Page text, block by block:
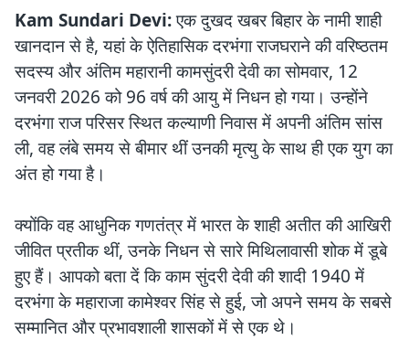
Kam Sundari Devi:एक दुखद खबर बिहार के नामी शाही
खानदान से है, यहां के ऐतिहासिक दरभंगा राजघराने की वरिष्ठतम
सदस्य और अंतिम महारानी कामसुंदरी देवी का सोमवार, 12
जनवरी 2026 को 96 वर्ष की आयु में निधन हो गया। उन्होंने
दरभंगा राज परिसर स्थित कल्याणी निवास में अपनी अंतिम सांस
ली, वह लंबे समय से बीमार थीं उनकी मृत्यु के साथ ही एक युग का
अंत हो गया है।
क्योंकि वह आधुनिक गणतंत्र में भारत के शाही अतीत की आखिरी
जीवित प्रतीक थीं, उनके निधन से सारे मिथिलावासी शोक में डूबे
हुए हैं। आपको बता दें कि काम सुंदरी देवी की शादी 1940 में
दरभंगा के महाराजा कामेश्वर सिंह से हुई, जो अपने समय के सबसे
सम्मानित और प्रभावशाली शासकों में से एक थे।